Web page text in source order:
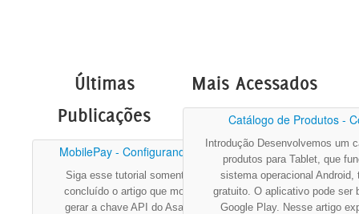
Últimas
Publicações
MobilePay - Configurando para ...
Siga esse tutorial somente após ter
concluído o artigo que mostra como
gerar a chave API do Asaas.&nbsp;
Mais Acessados
Catálogo de Produtos -
Introdução Desenvolvemos um
produtos para Tablet, que
sistema operacional Android,
gratuito. O aplicativo pode ser
Google Play. Nesse artigo